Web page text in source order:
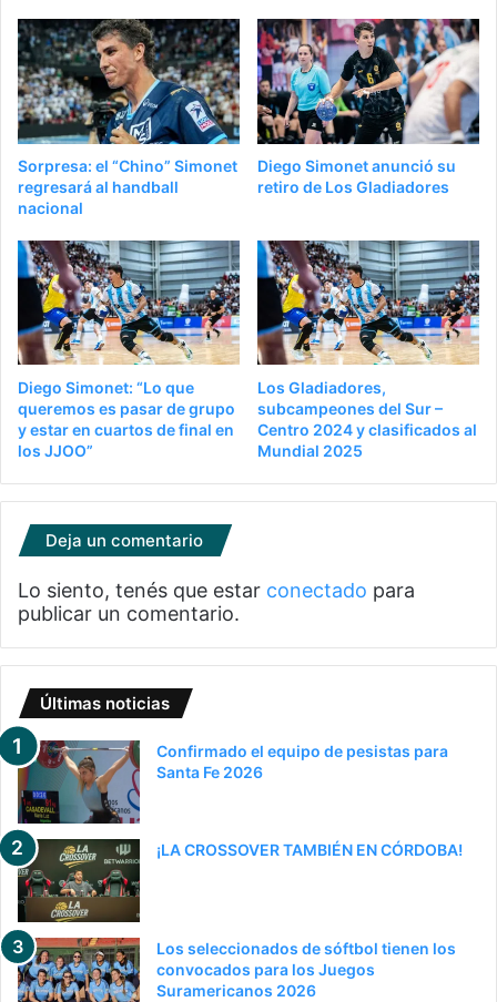
Sorpresa: el “Chino” Simonet
regresará al handball
nacional
Diego Simonet anunció su
retiro de Los Gladiadores
Diego Simonet: “Lo que
queremos es pasar de grupo
y estar en cuartos de final en
los JJOO”
Los Gladiadores,
subcampeones del Sur –
Centro 2024 y clasificados al
Mundial 2025
Deja un comentario
Lo siento, tenés que estar conectado para
publicar un comentario.
Últimas noticias
Confirmado el equipo de pesistas para
Santa Fe 2026
¡LA CROSSOVER TAMBIÉN EN CÓRDOBA!
Los seleccionados de sóftbol tienen los
convocados para los Juegos
Suramericanos 2026